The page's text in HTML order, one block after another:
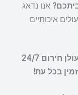
אנו נדאג
איכותיים
אל תחכו לרגע האחרון! צרו קשר עם מנעולן חירום 24/7
בכל עת!